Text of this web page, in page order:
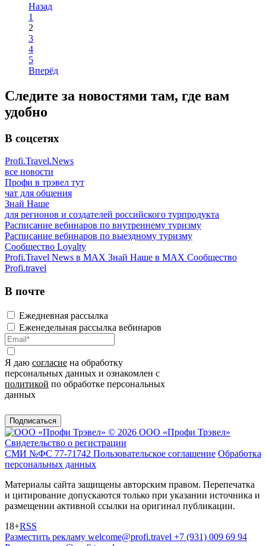
Назад
1
2
3
4
5
Вперёд
Следите за новостями там, где вам
удобно
В соцсетях
Profi.Travel.News
все новости
Профи в трэвел тут
чат для общения
Знай Наше
для регионов и создателей российского турпродукта
Расписание вебинаров по внутреннему туризму
Расписание вебинаров по выездному туризму
Сообщество Loyalty
Profi.Travel News в MAX Знай Наше в MAX Сообщество
Profi.travel
В почте
Ежедневная рассылка
Еженедельная рассылка вебинаров
Я даю согласие на обработку
персональных данных и ознакомлен с
политикой по обработке персональных
данных
Подписаться
© 2026 ООО «Профи Трэвeл»
Свидетельство о регистрации
СМИ №ФС 77-71742 Пользовательское соглашение Обработка
персональных данных
Материалы сайта защищены авторским правом. Перепечатка
и цитирование допускаются только при указании источника и
размещении активной ссылки на оригинал публикации.
18+RSS
Разместить рекламу welcome@profi.travel +7 (931) 009 69 94